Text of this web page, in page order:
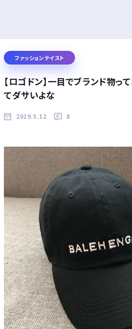
ファッションテイスト
【ロゴドン】一目でブランド物っ
てダサいよな
2019.5.12 8